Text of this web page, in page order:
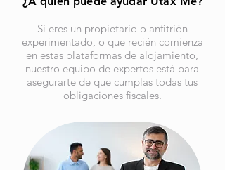
Si eres un propietario o anfitrión
experimentado, o que recién comienza
en estas plataformas de alojamiento,
nuestro equipo de expertos está para
asegurarte de que cumplas todas tus
obligaciones fiscales.